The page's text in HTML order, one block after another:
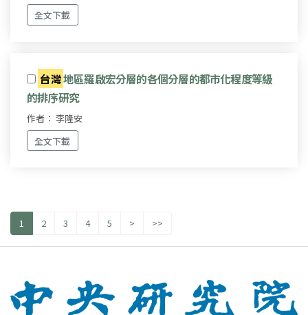
全文下載
台灣地區羅啟宏分層的各個分層的都市化程度等級
的排序研究
作者： 李隆安
全文下載
1 2 3 4 5 > >>